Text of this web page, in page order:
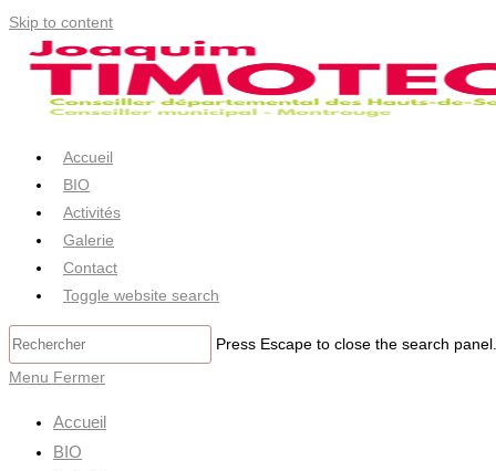
Skip to content
Accueil
BIO
Activités
Galerie
Contact
Toggle website search
Press Escape to close the search panel.
Menu Fermer
Accueil
BIO